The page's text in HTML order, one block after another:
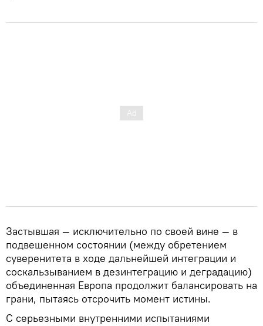
Застывшая — исключительно по своей вине — в
подвешенном состоянии (между обретением
суверенитета в ходе дальнейшей интеграции и
соскальзыванием в дезинтеграцию и деградацию)
объединенная Европа продолжит балансировать на
грани, пытаясь отсрочить момент истины.
С серьезными внутренними испытаниями